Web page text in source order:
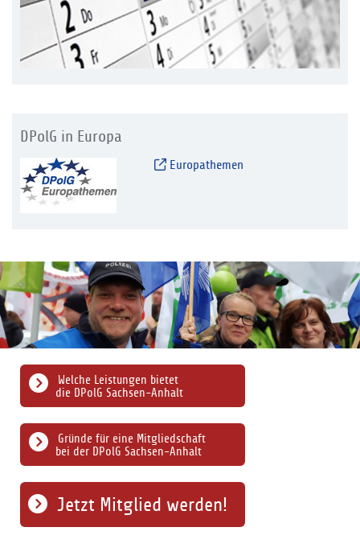
DPolG in Europa
Europathemen
Gründe für eine Mitgliedschaft
bei der DPolG Sachsen-Anhalt
Welche Leistungen bietet
die DPolG Sachsen-Anhalt
Jetzt Mitglied werden!